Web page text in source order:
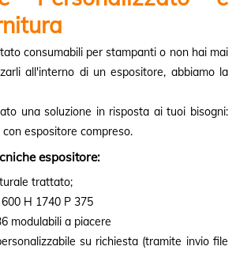
consumabili per stampanti o non hai mai
all'interno di un espositore, abbiamo la
una soluzione in risposta ai tuoi bisogni:
espositore compreso.
espositore:
trattato;
600 H 1740 P 375
modulabili a piacere
su richiesta (tramite invio file